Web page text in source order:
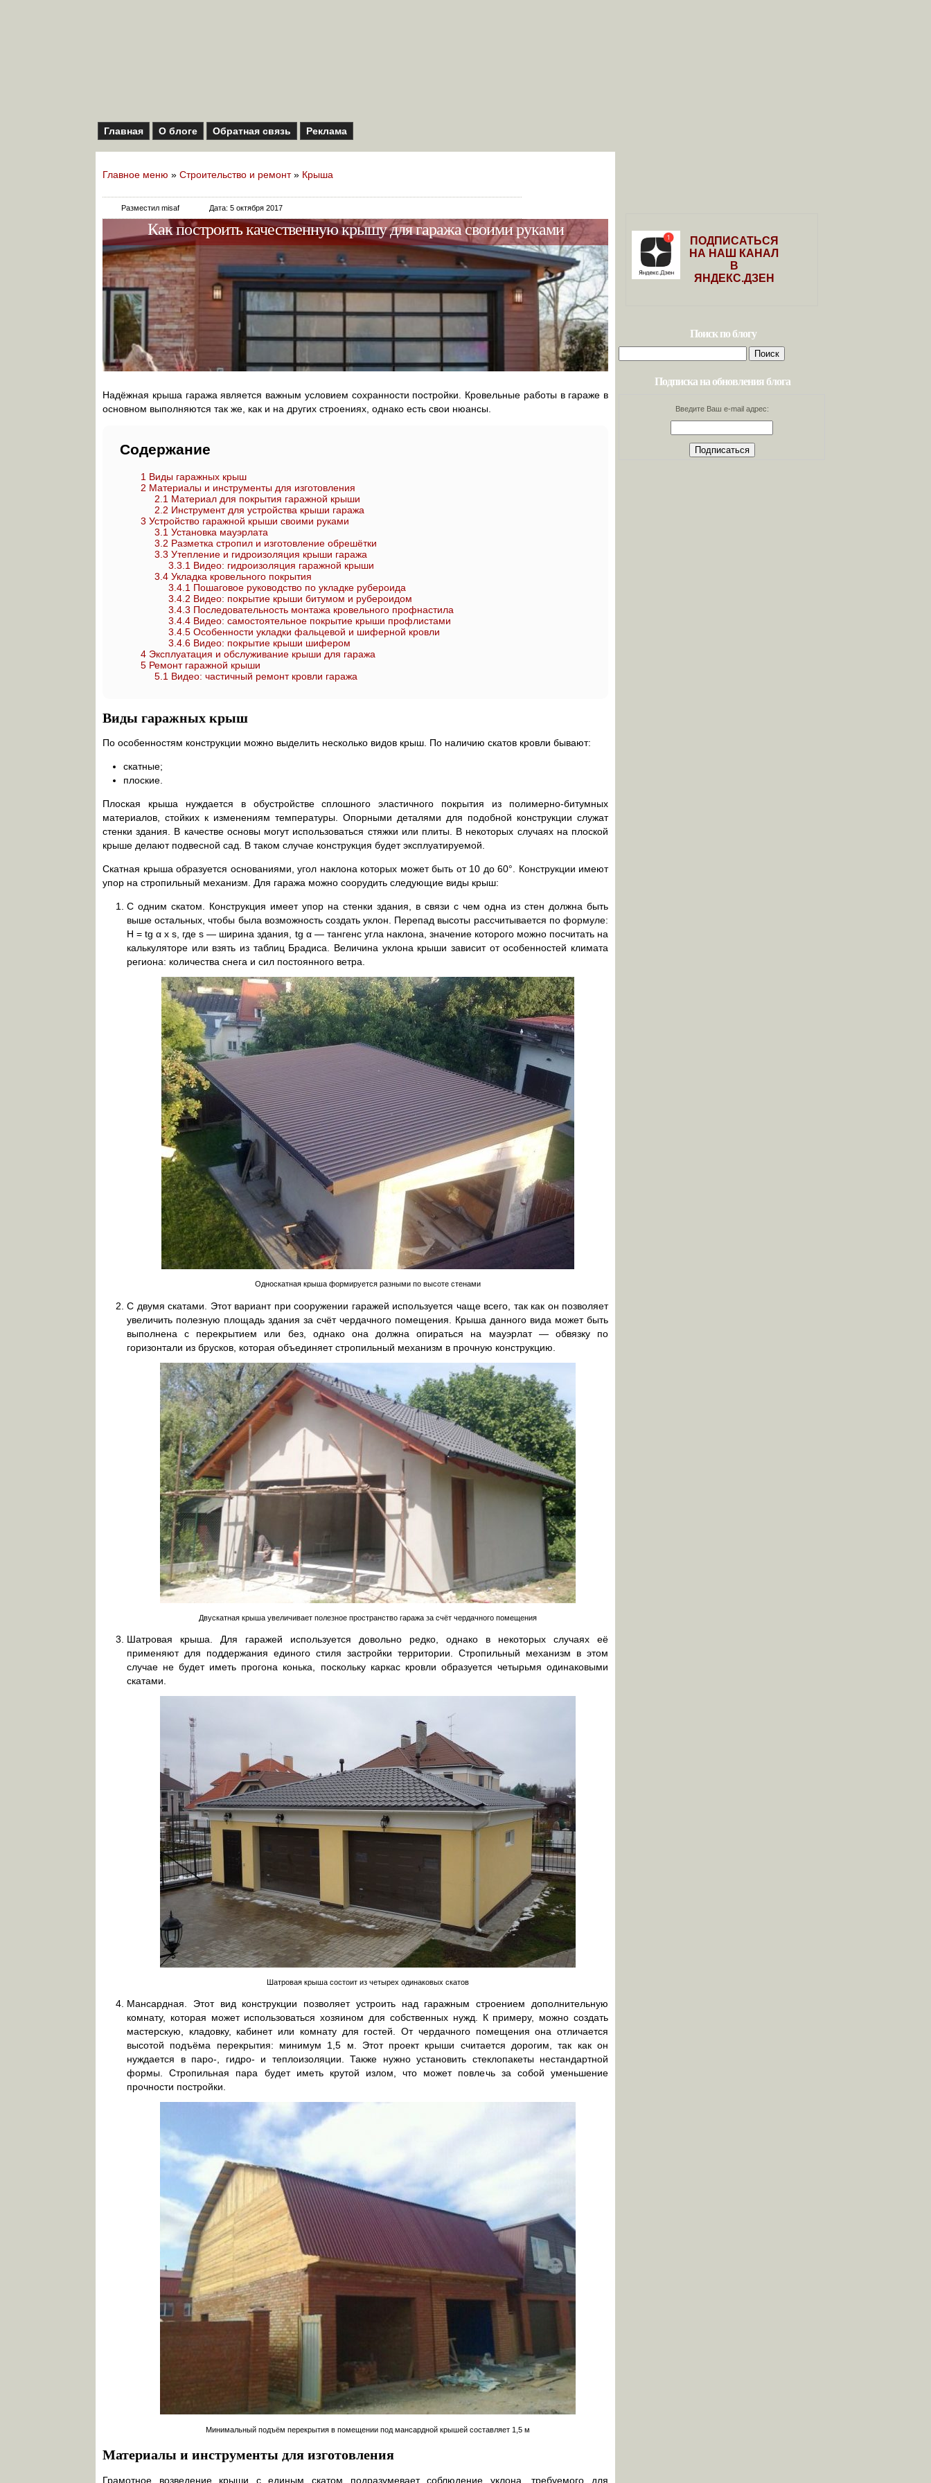
Главная О блоге Обратная связь Реклама
Главное меню » Строительство и ремонт» Крыша
Разместил misaf Дата: 5 октября 2017
Как построить качественную крышу для гаража своими руками
Надёжная крыша гаража является важным условием сохранности постройки. Кровельные работы в гараже в
основном выполняются так же, как и на других строениях, однако есть свои нюансы.
Содержание
1 Виды гаражных крыш
2 Материалы и инструменты для изготовления
2.1 Материал для покрытия гаражной крыши
2.2 Инструмент для устройства крыши гаража
3 Устройство гаражной крыши своими руками
3.1 Установка мауэрлата
3.2 Разметка стропил и изготовление обрешётки
3.3 Утепление и гидроизоляция крыши гаража
3.3.1 Видео: гидроизоляция гаражной крыши
3.4 Укладка кровельного покрытия
3.4.1 Пошаговое руководство по укладке рубероида
3.4.2 Видео: покрытие крыши битумом и рубероидом
3.4.3 Последовательность монтажа кровельного профнастила
3.4.4 Видео: самостоятельное покрытие крыши профлистами
3.4.5 Особенности укладки фальцевой и шиферной кровли
3.4.6 Видео: покрытие крыши шифером
4 Эксплуатация и обслуживание крыши для гаража
5 Ремонт гаражной крыши
5.1 Видео: частичный ремонт кровли гаража
Виды гаражных крыш
По особенностям конструкции можно выделить несколько видов крыш. По наличию скатов кровли бывают:
скатные;
плоские.
Плоская крыша нуждается в обустройстве сплошного эластичного покрытия из полимерно-битумных
материалов, стойких к изменениям температуры. Опорными деталями для подобной конструкции служат
стенки здания. В качестве основы могут использоваться стяжки или плиты. В некоторых случаях на плоской
крыше делают подвесной сад. В таком случае конструкция будет эксплуатируемой.
Скатная крыша образуется основаниями, угол наклона которых может быть от 10 до 60°. Конструкции имеют
упор на стропильный механизм. Для гаража можно соорудить следующие виды крыш:
С одним скатом. Конструкция имеет упор на стенки здания, в связи с чем одна из стен должна быть
выше остальных, чтобы была возможность создать уклон. Перепад высоты рассчитывается по формуле:
H = tg α x s, где s — ширина здания, tg α — тангенс угла наклона, значение которого можно посчитать на
калькуляторе или взять из таблиц Брадиса. Величина уклона крыши зависит от особенностей климата
региона: количества снега и сил постоянного ветра.
Односкатная крыша формируется разными по высоте стенами
С двумя скатами. Этот вариант при сооружении гаражей используется чаще всего, так как он позволяет
увеличить полезную площадь здания за счёт чердачного помещения. Крыша данного вида может быть
выполнена с перекрытием или без, однако она должна опираться на мауэрлат — обвязку по
горизонтали из брусков, которая объединяет стропильный механизм в прочную конструкцию.
Двускатная крыша увеличивает полезное пространство гаража за счёт чердачного помещения
Шатровая крыша. Для гаражей используется довольно редко, однако в некоторых случаях её
применяют для поддержания единого стиля застройки территории. Стропильный механизм в этом
случае не будет иметь прогона конька, поскольку каркас кровли образуется четырьмя одинаковыми
скатами.
Шатровая крыша состоит из четырех одинаковых скатов
Мансардная. Этот вид конструкции позволяет устроить над гаражным строением дополнительную
комнату, которая может использоваться хозяином для собственных нужд. К примеру, можно создать
мастерскую, кладовку, кабинет или комнату для гостей. От чердачного помещения она отличается
высотой подъёма перекрытия: минимум 1,5 м. Этот проект крыши считается дорогим, так как он
нуждается в паро-, гидро- и теплоизоляции. Также нужно установить стеклопакеты нестандартной
формы. Стропильная пара будет иметь крутой излом, что может повлечь за собой уменьшение
прочности постройки.
Минимальный подъём перекрытия в помещении под мансардной крышей составляет 1,5 м
Материалы и инструменты для изготовления
Грамотное возведение крыши с единым скатом подразумевает соблюдение уклона, требуемого для
ПОДПИСАТЬСЯ
НА НАШ КАНАЛ
В
ЯНДЕКС.ДЗЕН
Поиск по блогу
Найти:
Подписка на обновления блога
Введите Ваш e-mail адрес: